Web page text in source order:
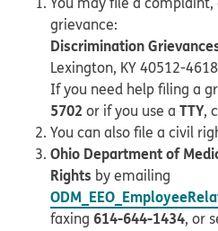
grievance:
Discrimination
Lexington, KY 40512-4618
If you need help filing a
5702 or if you use a TTY,
You can also file a civil
Ohio Department of
Rights by emailing
faxing 614-644-1434, or